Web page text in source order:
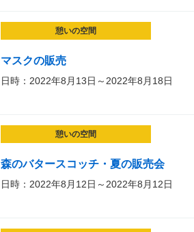
憩いの空間
マスクの販売
日時：2022年8月13日～2022年8月18日
憩いの空間
森のバタースコッチ・夏の販売会
日時：2022年8月12日～2022年8月12日